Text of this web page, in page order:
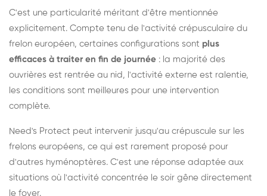
C'est une particularité méritant d'être mentionnée
explicitement. Compte tenu de l'activité crépusculaire du
frelon européen, certaines configurations sont plus
efficaces à traiter en fin de journée : la majorité des
ouvrières est rentrée au nid, l'activité externe est ralentie,
les conditions sont meilleures pour une intervention
complète.
Need's Protect peut intervenir jusqu'au crépuscule sur les
frelons européens, ce qui est rarement proposé pour
d'autres hyménoptères. C'est une réponse adaptée aux
situations où l'activité concentrée le soir gêne directement
le foyer.